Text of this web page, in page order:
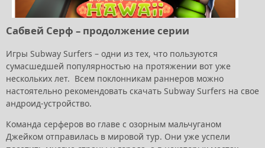
Сабвей Серф – продолжение серии
Игры Subway Surfers – одни из тех, что пользуются
сумасшедшей популярностью на протяжении вот уже
нескольких лет. Всем поклонникам раннеров можно
настоятельно рекомендовать скачать Subway Surfers на свое
андроид-устройство.
Команда серферов во главе с озорным мальчуганом
Джейком отправилась в мировой тур. Они уже успели